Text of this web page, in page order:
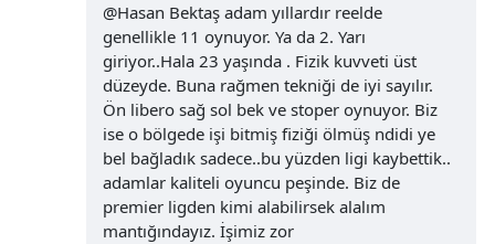
@Hasan Bektaş adam yıllardır reelde
genellikle 11 oynuyor. Ya da 2. Yarı
giriyor..Hala 23 yaşında . Fizik kuvveti üst
düzeyde. Buna rağmen tekniği de iyi sayılır.
Ön libero sağ sol bek ve stoper oynuyor. Biz
ise o bölgede işi bitmiş fiziği ölmüş ndidi ye
bel bağladık sadece..bu yüzden ligi kaybettik..
adamlar kaliteli oyuncu peşinde. Biz de
premier ligden kimi alabilirsek alalım
mantığındayız. İşimiz zor